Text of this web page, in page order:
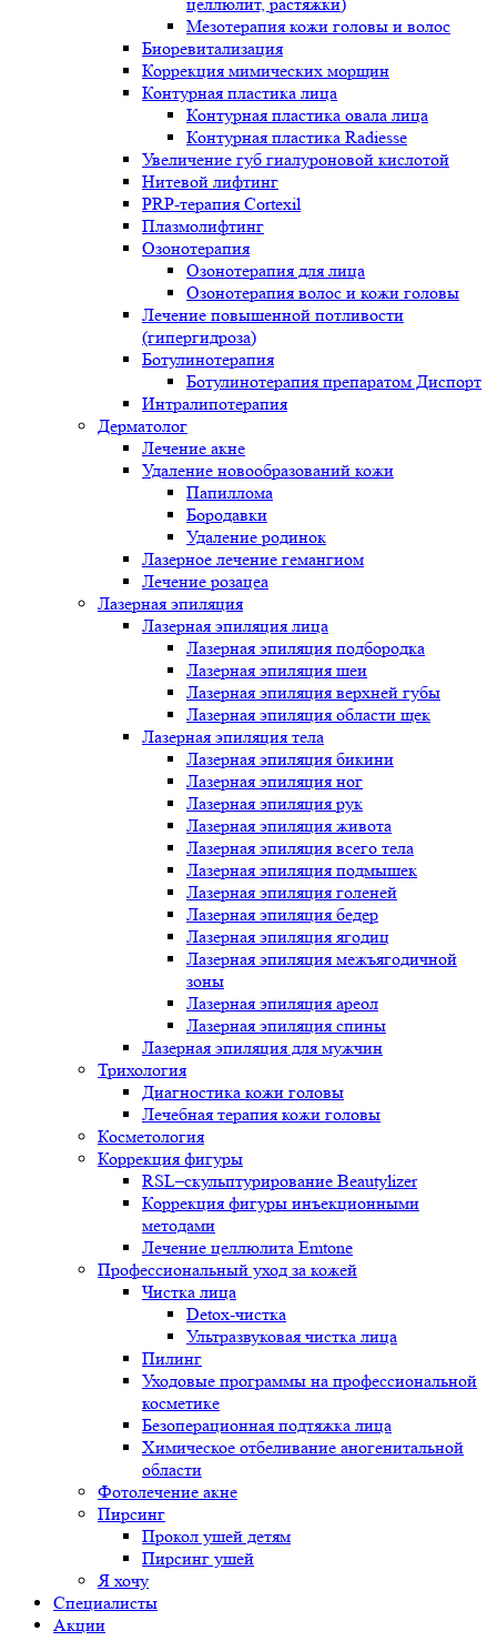
целлюлит, растяжки)
Мезотерапия кожи головы и волос
Биоревитализация
Коррекция мимических морщин
Контурная пластика лица
Контурная пластика овала лица
Контурная пластика Radiesse
Увеличение губ гиалуроновой кислотой
Нитевой лифтинг
PRP-терапия Cortexil
Плазмолифтинг
Озонотерапия
Озонотерапия для лица
Озонотерапия волос и кожи головы
Лечение повышенной потливости
(гипергидроза)
Ботулинотерапия
Ботулинотерапия препаратом Диспорт
Интралипотерапия
Дерматолог
Лечение акне
Удаление новообразований кожи
Папиллома
Бородавки
Удаление родинок
Лазерное лечение гемангиом
Лечение розацеа
Лазерная эпиляция
Лазерная эпиляция лица
Лазерная эпиляция подбородка
Лазерная эпиляция шеи
Лазерная эпиляция верхней губы
Лазерная эпиляция области щек
Лазерная эпиляция тела
Лазерная эпиляция бикини
Лазерная эпиляция ног
Лазерная эпиляция рук
Лазерная эпиляция живота
Лазерная эпиляция всего тела
Лазерная эпиляция подмышек
Лазерная эпиляция голеней
Лазерная эпиляция бедер
Лазерная эпиляция ягодиц
Лазерная эпиляция межъягодичной
зоны
Лазерная эпиляция ареол
Лазерная эпиляция спины
Лазерная эпиляция для мужчин
Трихология
Диагностика кожи головы
Лечебная терапия кожи головы
Косметология
Коррекция фигуры
RSL–скульптурирование Beautylizer
Коррекция фигуры инъекционными
методами
Лечение целлюлита Emtone
Профессиональный уход за кожей
Чистка лица
Detox-чистка
Ультразвуковая чистка лица
Пилинг
Уходовые программы на профессиональной
косметике
Безоперационная подтяжка лица
Химическое отбеливание аногенитальной
области
Фотолечение акне
Пирсинг
Прокол ушей детям
Пирсинг ушей
Я хочу
Специалисты
Акции